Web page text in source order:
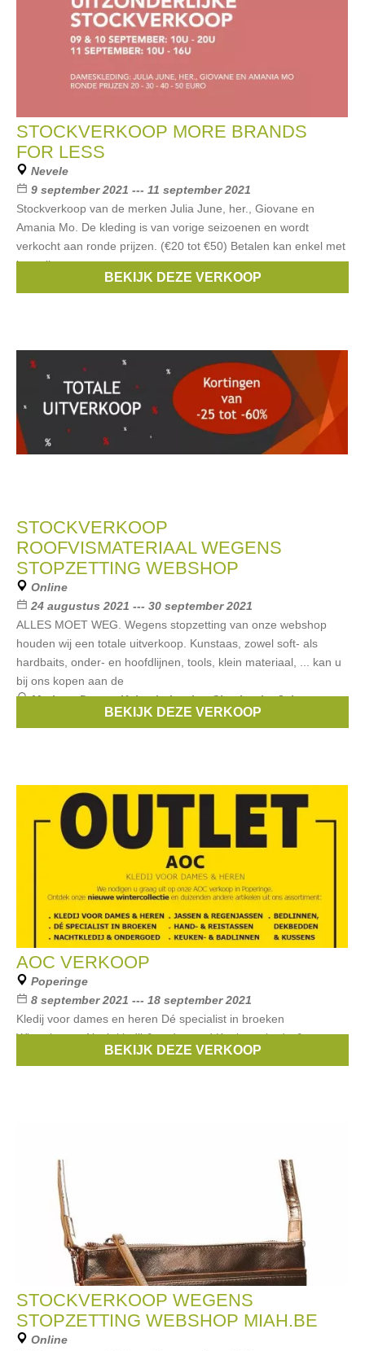
STOCKVERKOOP MORE BRANDS
FOR LESS
Nevele
9 september 2021 --- 11 september 2021
Stockverkoop van de merken Julia June, her., Giovane en
Amania Mo. De kleding is van vorige seizoenen en wordt
verkocht aan ronde prijzen. (€20 tot €50) Betalen kan enkel met
betaalkaarten.
Giovane,Jo De Visscher,Julia June
BEKIJK DEZE VERKOOP
STOCKVERKOOP
ROOFVISMATERIAAL WEGENS
STOPZETTING WEBSHOP
Online
24 augustus 2021 --- 30 september 2021
ALLES MOET WEG. Wegens stopzetting van onze webshop
houden wij een totale uitverkoop. Kunstaas, zowel soft- als
hardbaits, onder- en hoofdlijnen, tools, klein materiaal, ... kan u
bij ons kopen aan de
Merken:Decoy,Keitech,Lunker City,Lucky John,
BEKIJK DEZE VERKOOP
AOC VERKOOP
Poperinge
8 september 2021 --- 18 september 2021
Kledij voor dames en heren Dé specialist in broeken
Winterjassen Nachtkledij & ondergoed Keuken-, bed-, &
badlinnen Handtassen & accessoires
BEKIJK DEZE VERKOOP
STOCKVERKOOP WEGENS
STOPZETTING WEBSHOP MIAH.BE
Online